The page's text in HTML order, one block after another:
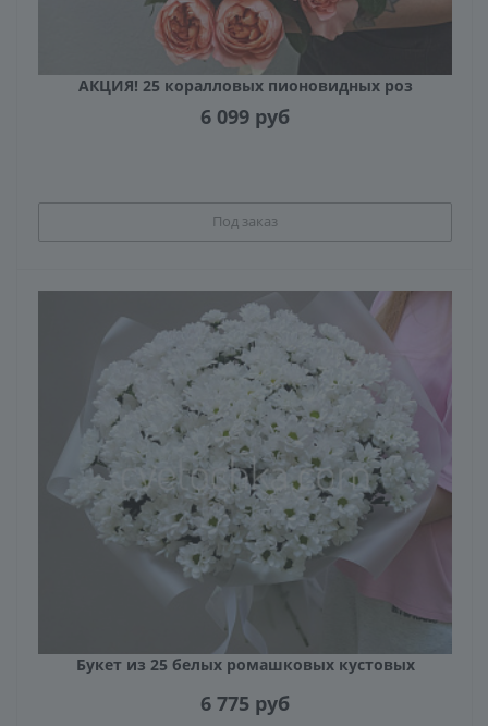
АКЦИЯ! 25 коралловых пионовидных роз
6 099 руб
Под заказ
Букет из 25 белых ромашковых кустовых
6 775 руб